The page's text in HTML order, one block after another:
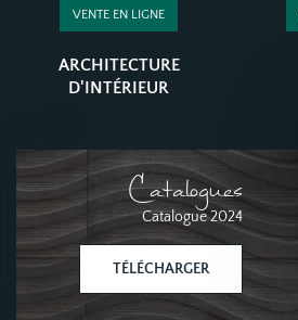
VENTE EN LIGNE
ARCHITECTURE
D'INTÉRIEUR
Catalogues
Catalogue 2024
TÉLÉCHARGER